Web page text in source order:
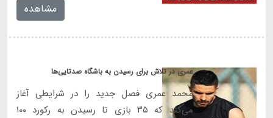
مشاهده
عمری در تلاش برای رسیدن به باشگاه صدتایی‌ها
محمد عمری فصل جدید را در شرایطی آغاز
می‌کند که ۳۵ بازی تا رسیدن به رکورد ۱۰۰